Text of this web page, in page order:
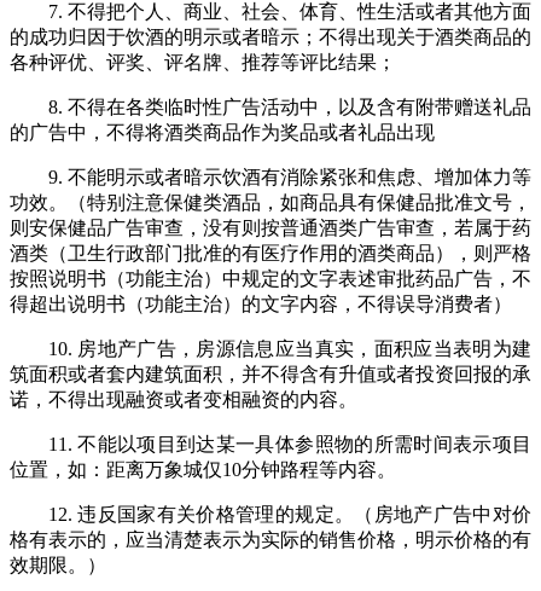
7. 不得把个人、商业、社会、体育、性生活或者其他方面
的成功归因于饮酒的明示或者暗示；不得出现关于酒类商品的
各种评优、评奖、评名牌、推荐等评比结果；
8. 不得在各类临时性广告活动中，以及含有附带赠送礼品
的广告中，不得将酒类商品作为奖品或者礼品出现
9. 不能明示或者暗示饮酒有消除紧张和焦虑、增加体力等
功效。（特别注意保健类酒品，如商品具有保健品批准文号，
则安保健品广告审查，没有则按普通酒类广告审查，若属于药
酒类（卫生行政部门批准的有医疗作用的酒类商品），则严格
按照说明书（功能主治）中规定的文字表述审批药品广告，不
得超出说明书（功能主治）的文字内容，不得误导消费者）
10. 房地产广告，房源信息应当真实，面积应当表明为建
筑面积或者套内建筑面积，并不得含有升值或者投资回报的承
诺，不得出现融资或者变相融资的内容。
11. 不能以项目到达某一具体参照物的所需时间表示项目
位置，如：距离万象城仅10分钟路程等内容。
12. 违反国家有关价格管理的规定。（房地产广告中对价
格有表示的，应当清楚表示为实际的销售价格，明示价格的有
效期限。）